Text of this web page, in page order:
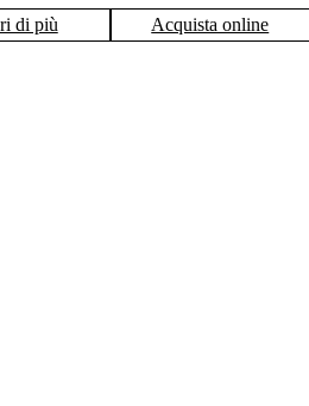
di più Acquista online